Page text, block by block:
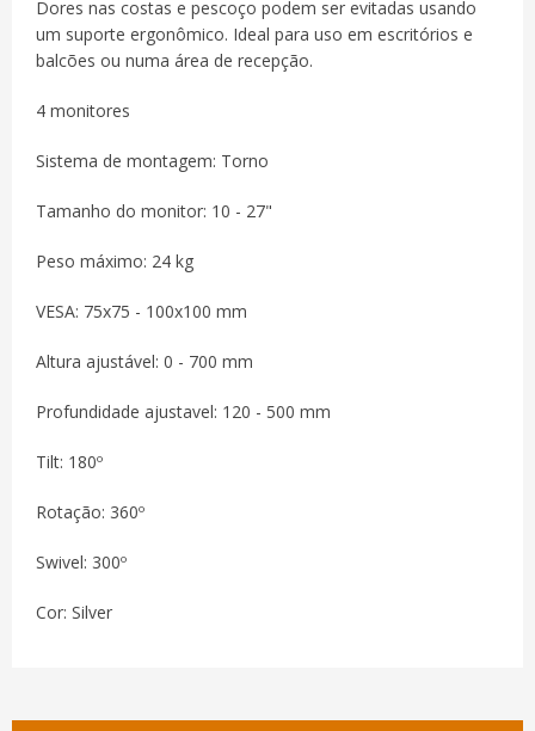
Dores nas costas e pescoço podem ser evitadas usando
um suporte ergonômico. Ideal para uso em escritórios e
balcões ou numa área de recepção.
4 monitores
Sistema de montagem: Torno
Tamanho do monitor: 10 - 27"
Peso máximo: 24 kg
VESA: 75x75 - 100x100 mm
Altura ajustável: 0 - 700 mm
Profundidade ajustavel: 120 - 500 mm
Tilt: 180º
Rotação: 360º
Swivel: 300º
Cor: Silver